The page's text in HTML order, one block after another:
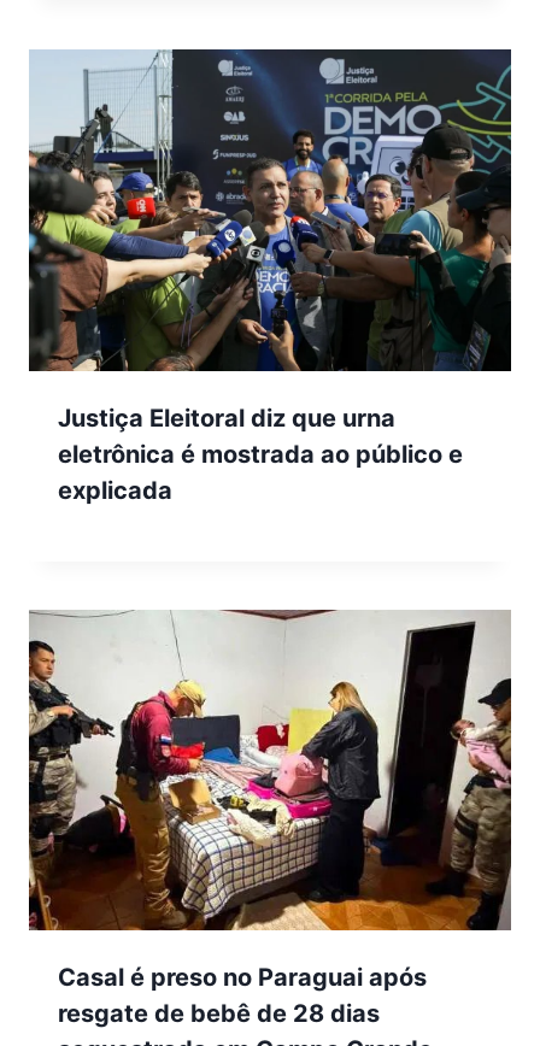
Justiça Eleitoral diz que urna
eletrônica é mostrada ao público e
explicada
Casal é preso no Paraguai após
resgate de bebê de 28 dias